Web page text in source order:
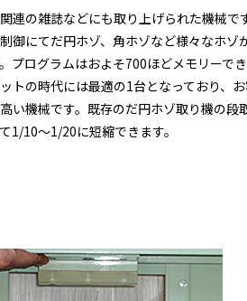
連の雑誌などにも取り上げられた機械で
御にてだ円ホゾ、角ホゾなど様々なホゾ
プログラムはおよそ700ほどメモリーで
トの時代には最適の1台となっており、
い機械です。既存のだ円ホゾ取り機の段
1/10～1/20に短縮できます。